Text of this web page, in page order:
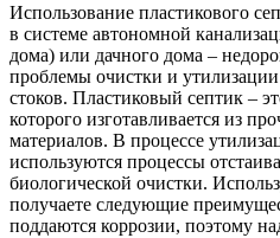
Использование пластикового
в системе автономной
дома) или дачного дома –
проблемы очистки и
стоков. Пластиковый септик –
которого изготавливается из
материалов. В процессе
используются процессы
биологической очистки.
получаете следующие
поддаются коррозии, поэтому